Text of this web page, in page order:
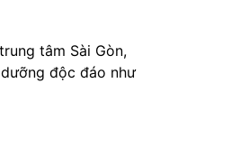
tâm Sài Gòn,
độc đáo như